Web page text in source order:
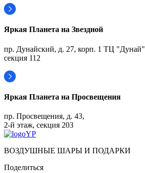
Яркая Планета на Звездной
пр. Дунайский, д. 27, корп. 1 ТЦ "Дунай"
секция 112
Яркая Планета на Просвещения
пр. Просвещения, д. 43,
2-й этаж, секция 203
ВОЗДУШНЫЕ ШАРЫ И ПОДАРКИ
Поделиться